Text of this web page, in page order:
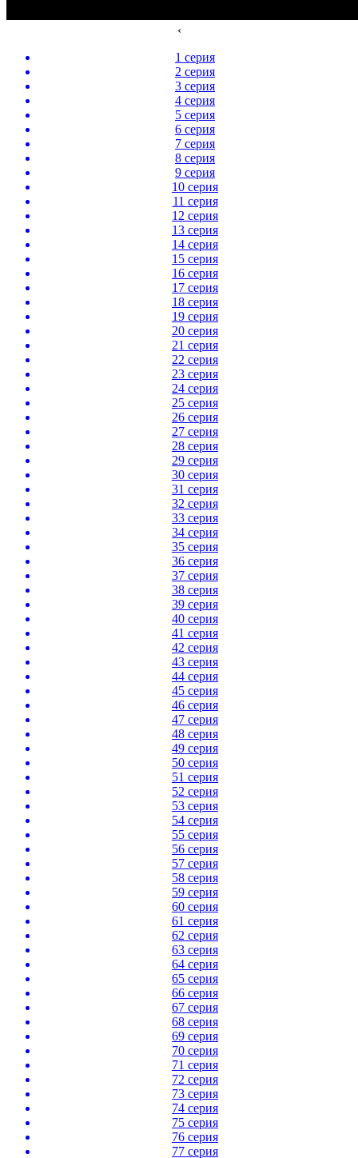
‹
1 серия
2 серия
3 серия
4 серия
5 серия
6 серия
7 серия
8 серия
9 серия
10 серия
11 серия
12 серия
13 серия
14 серия
15 серия
16 серия
17 серия
18 серия
19 серия
20 серия
21 серия
22 серия
23 серия
24 серия
25 серия
26 серия
27 серия
28 серия
29 серия
30 серия
31 серия
32 серия
33 серия
34 серия
35 серия
36 серия
37 серия
38 серия
39 серия
40 серия
41 серия
42 серия
43 серия
44 серия
45 серия
46 серия
47 серия
48 серия
49 серия
50 серия
51 серия
52 серия
53 серия
54 серия
55 серия
56 серия
57 серия
58 серия
59 серия
60 серия
61 серия
62 серия
63 серия
64 серия
65 серия
66 серия
67 серия
68 серия
69 серия
70 серия
71 серия
72 серия
73 серия
74 серия
75 серия
76 серия
77 серия